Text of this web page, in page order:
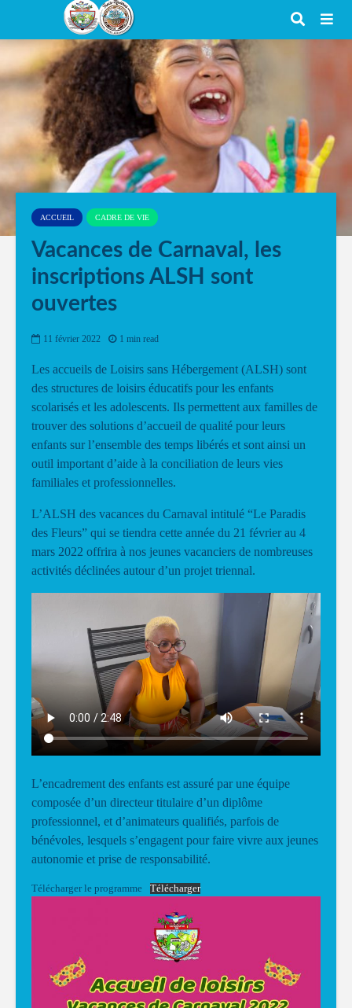
ACCUEIL CADRE DE VIE
Vacances de Carnaval, les
inscriptions ALSH sont
ouvertes
11 février 2022 1 min read
Les accueils de Loisirs sans Hébergement (ALSH) sont
des structures de loisirs éducatifs pour les enfants
scolarisés et les adolescents. Ils permettent aux familles de
trouver des solutions d’accueil de qualité pour leurs
enfants sur l’ensemble des temps libérés et sont ainsi un
outil important d’aide à la conciliation de leurs vies
familiales et professionnelles.
L’ALSH des vacances du Carnaval intitulé “Le Paradis
des Fleurs” qui se tiendra cette année du 21 février au 4
mars 2022 offrira à nos jeunes vacanciers de nombreuses
activités déclinées autour d’un projet triennal.
L’encadrement des enfants est assuré par une équipe
composée d’un directeur titulaire d’un diplôme
professionnel, et d’animateurs qualifiés, parfois de
bénévoles, lesquels s’engagent pour faire vivre aux jeunes
autonomie et prise de responsabilité.
Télécharger le programme Télécharger